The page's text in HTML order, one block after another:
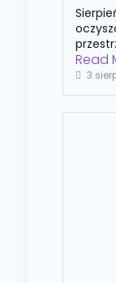
Read
3